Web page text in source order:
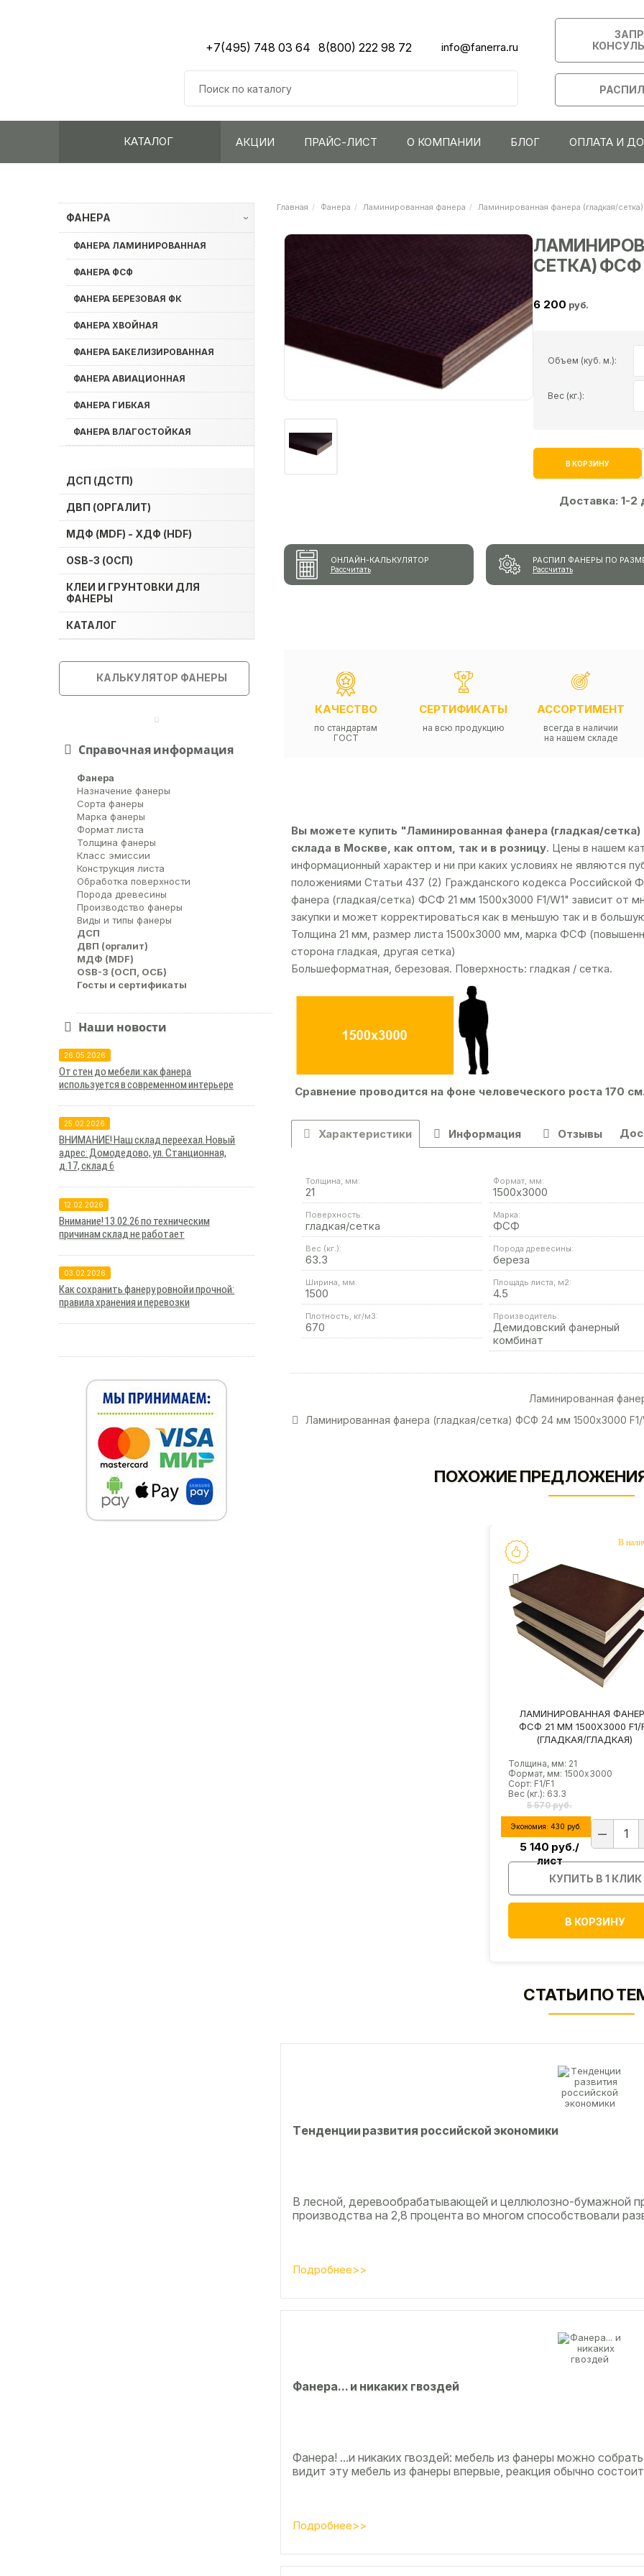
+7(495) 748 03 64 8(800) 222 98 72 info@fanerra.ru
КАТАЛОГ АКЦИИ ПРАЙС-ЛИСТ О КОМПАНИИ БЛОГ ОПЛАТА И
ФАНЕРА ›
ФАНЕРА ЛАМИНИРОВАННАЯ
ФАНЕРА ФСФ
ФАНЕРА БЕРЕЗОВАЯ ФК
ФАНЕРА ХВОЙНАЯ
ФАНЕРА БАКЕЛИЗИРОВАННАЯ
ФАНЕРА АВИАЦИОННАЯ
ФАНЕРА ГИБКАЯ
ФАНЕРА ВЛАГОСТОЙКАЯ
ДСП (ДСТП)
ДВП (ОРГАЛИТ)
МДФ (MDF) - ХДФ (HDF)
OSB-3 (ОСП)
КЛЕИ И ГРУНТОВКИ ДЛЯ
ФАНЕРЫ
КАТАЛОГ
КАЛЬКУЛЯТОР ФАНЕРЫ
Справочная информация
Фанера
Назначение фанеры
Сорта фанеры
Марка фанеры
Формат листа
Толщина фанеры
Класс эмиссии
Конструкция листа
Обработка поверхности
Порода древесины
Производство фанеры
Виды и типы фанеры
ДСП
ДВП (оргалит)
МДФ (MDF)
OSB-3 (ОСП, ОСБ)
Госты и сертификаты
Наши новости
26.05.2026
От стен до мебели: как фанера
используется в современном интерьере
25.02.2026
ВНИМАНИЕ! Наш склад переехал. Новый
адрес: Домодедово, ул. Станционная,
д.17, склад 6
12.02.2026
Внимание! 13.02.26 по техническим
причинам склад не работает
03.02.2026
Как сохранить фанеру ровной и прочной:
правила хранения и перевозки
Главная Фанера Ламинированная фанера Ламинированная фанера (гладкая/
СЕТКА) ФСФ
6 200 руб.
Объем (куб. м.):
Вес (кг.):
В КОРЗИНУ
Доставка:1-2
ОНЛАЙН-КАЛЬКУЛЯТОР
Рассчитать
РАСПИЛ ФАНЕРЫ ПО
Рассчитать
КАЧЕСТВО
по стандартам
ГОСТ
СЕРТИФИКАТЫ
на всю продукцию
АССОРТИМЕНТ
всегда в наличии
на нашем складе
Вы можете купить "Ламинированная фанера (гладкая/
склада в Москве, как оптом, так и в розницу. Цены в нашем
информационный характер и ни при каких условиях не являются
положениями Статьи 437 (2) Гражданского кодекса Российской
фанера (гладкая/сетка) ФСФ 21 мм 1500х3000 F1/W1" зависит от
закупки и может корректироваться как в меньшую так и в
Толщина 21 мм, размер листа 1500х3000 мм, марка ФСФ
сторона гладкая, другая сетка)
Большеформатная, березовая. Поверхность: гладкая / сетка.
Сравнение проводится на фоне человеческого роста 170 см.
Характеристики Информация Отзывы
Толщина, мм:
21
Формат, мм:
1500х3000
Поверхность:
гладкая/сетка
Марка:
ФСФ
Вес (кг.):
63.3
Порода древесины:
береза
Ширина, мм:
1500
Площадь листа, м2:
4.5
Плотность, кг/м3:
670
Производитель:
Демидовский фанерный
комбинат
Ламинированная
Ламинированная фанера (гладкая/сетка) ФСФ 24 мм 1500х3000 F1/
ПОХОЖИЕ
ЛАМИНИРОВАННАЯ
ФСФ 21 ММ 1500Х3000 F1/
(ГЛАДКАЯ/ГЛАДКАЯ)
Толщина, мм: 21
Формат, мм: 1500х3000
Сорт: F1/F1
Вес (кг.): 63.3
5 570 руб.
Экономия:430 руб.
5 140 руб./
лист
КУПИТЬ В 1 КЛИК
В КОРЗИНУ
СТАТЬИ ПО
Тeндeнции paзвития poccийcкoй экoнoмики
В лесной, деревообрабатывающей и целлюлозно-бумажной
производства на 2,8 процента во многом способствовали
Подробнее>>
Фанерa... и никaкиx гвoздeй
Фанера! ...и никаких гвоздей: мебель из фанеры можно
видит эту мебель из фанеры впервые, реакция обычно
Подробнее>>